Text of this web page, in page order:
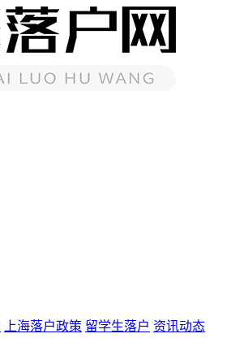
上海落户政策 留学生落户 资讯动态